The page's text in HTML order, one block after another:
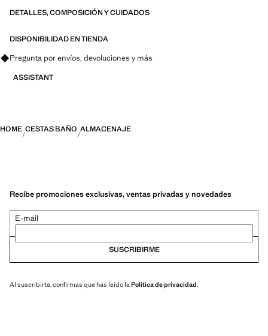
DETALLES, COMPOSICIÓN Y CUIDADOS
DISPONIBILIDAD EN TIENDA
Pregunta por envíos, devoluciones y más
ASSISTANT
HOME CESTAS BAÑO ALMACENAJE
Recibe promociones exclusivas, ventas privadas y novedades
E-mail
SUSCRIBIRME
Al suscribirte, confirmas que has leído la Política de privacidad.